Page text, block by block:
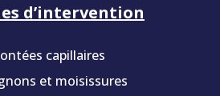
d’intervention
capillaires
et moisissures